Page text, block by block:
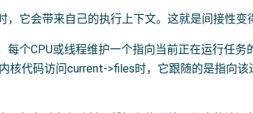
它会带来自己的执行上下文。这就是间接性变
个CPU或线程维护一个指向当前正在运行任务
代码访问current->files时，它跟随的是指向该